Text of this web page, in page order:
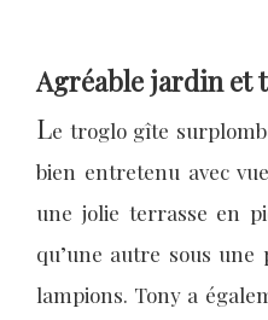
Agréable jardin et
Le troglo gîte
bien entretenu avec
une jolie terrasse en
qu’une autre sous une
lampions. Tony a